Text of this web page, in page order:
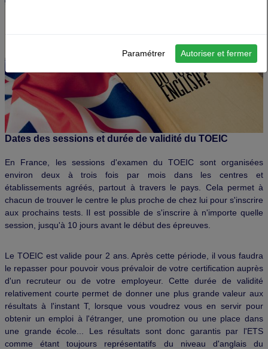
Dates des sessions et durée de validité du TOEIC
En France, les sessions d'examen du TOEIC sont organisées
environ deux à trois fois par mois dans les centres et
établissements agréés, partout à travers le pays. Cela permet à
chacun de trouver le centre le plus proche de chez lui pour s'inscrire
aux prochains tests. Il est possible de s'inscrire à n'importe quelle
session, jusqu'à 10 jours avant le début des épreuves.
Le TOEIC est valide pour 2 ans. Après cette période, il vous faudra
le repasser pour pouvoir vous prévaloir de votre certification auprès
d'un recruteur ou de votre employeur. Cette durée de validité
relativement courte permet de donner une plus grande valeur aux
résultats à l'instant T, lorsque vous voudrez vous en servir pour
obtenir un emploi à l'étranger, une promotion ou une place dans
une grande école... Les résultats sont donc garantis par l'ETS
comme étant toujours représentatifs du niveau d'anglais du
Paramétrer Autoriser et fermer